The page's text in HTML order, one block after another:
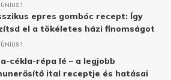
1.
epres gombóc recept: Így
el a tökéletes házi finomságot
1.
cékla-répa lé – a legjobb
ital receptje és hatásai